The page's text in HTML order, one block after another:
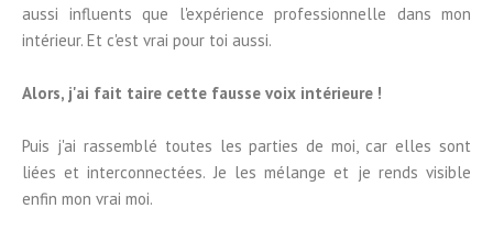
aussi influents que l'expérience professionnelle dans mon
intérieur. Et c'est vrai pour toi aussi.
Alors, j'ai fait taire cette fausse voix intérieure !
Puis j'ai rassemblé toutes les parties de moi, car elles sont
liées et interconnectées. Je les mélange et je rends visible
enfin mon vrai moi.